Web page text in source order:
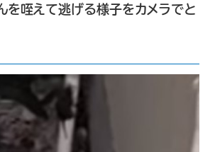
を咥えて逃げる様子をカメラでと